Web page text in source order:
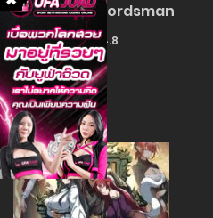
Full-Time Swordsman
4.8
ตอนที่ 114
ซี่ซั่น 1
28 กรกฎาคม 2026
MANHUA